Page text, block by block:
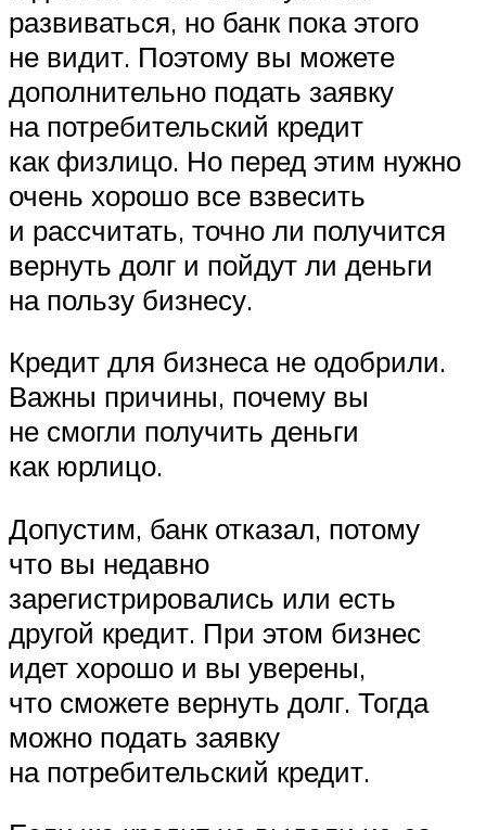
развиваться, но банк пока этого
не видит. Поэтому вы можете
дополнительно подать заявку
на потребительский кредит
как физлицо. Но перед этим нужно
очень хорошо все взвесить
и рассчитать, точно ли получится
вернуть долг и пойдут ли деньги
на пользу бизнесу.
Кредит для бизнеса не одобрили.
Важны причины, почему вы
не смогли получить деньги
как юрлицо.
Допустим, банк отказал, потому
что вы недавно
зарегистрировались или есть
другой кредит. При этом бизнес
идет хорошо и вы уверены,
что сможете вернуть долг. Тогда
можно подать заявку
на потребительский кредит.